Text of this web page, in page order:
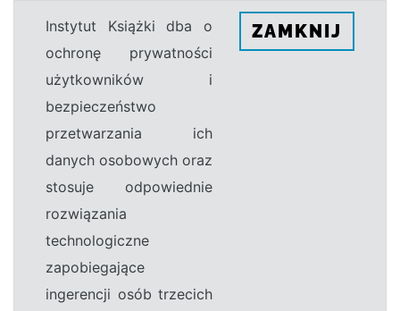
Instytut Książki dba o
ochronę prywatności
użytkowników i
bezpieczeństwo
przetwarzania ich
danych osobowych oraz
stosuje odpowiednie
rozwiązania
technologiczne
zapobiegające
ingerencji osób trzecich
ZAMKNIJ